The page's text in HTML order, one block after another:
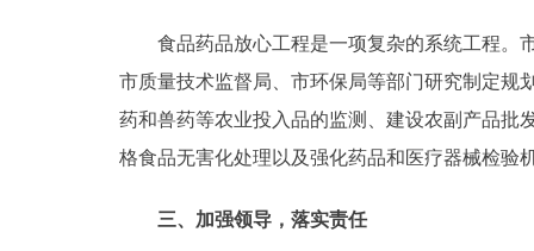
食品药品放心工程是一项复杂的系统工程。市
市质量技术监督局、市环保局等部门研究制定规
药和兽药等农业投入品的监测、建设农副产品批
格食品无害化处理以及强化药品和医疗器械检验
三、加强领导，落实责任